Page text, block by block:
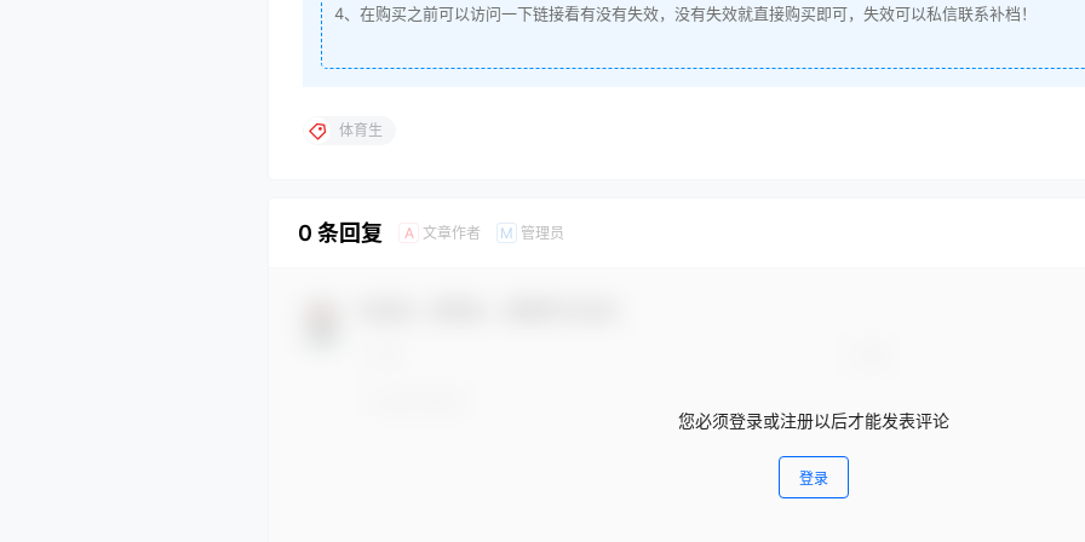
4、在购买之前可以访问一下链接看有没有失效，没有失效就直接购买即可，失效可以私信联系补档！
体育生
0 条回复 A 文章作者 M 管理员
您必须登录或注册以后才能发表评论
登录